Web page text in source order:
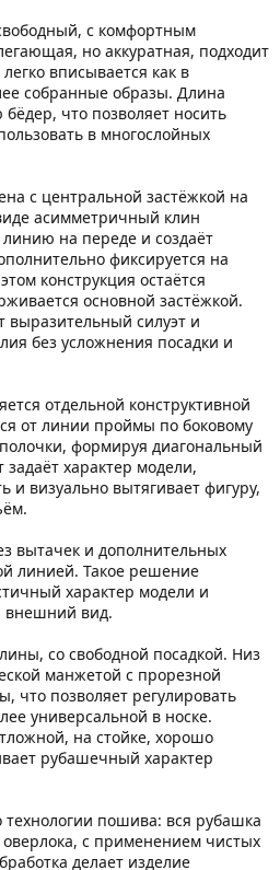
с комфортным
но аккуратная, подходит
вписывается как в
собранные образы. Длина
что позволяет носить
в многослойных
с центральной застёжкой на
асимметричный клин
на переде и создаёт
фиксируется на
конструкция остаётся
основной застёжкой.
силуэт и
без усложнения посадки и
отдельной конструктивной
от линии проймы по боковому
формируя диагональный
характер модели,
и визуально вытягивает фигуру,
вытачек и дополнительных
линией. Такое решение
характер модели и
внешний вид.
со свободной посадкой. Низ
манжетой с прорезной
что позволяет регулировать
универсальной в носке.
на стойке, хорошо
рубашечный характер
пошива: вся рубашка
с применением чистых
делает изделие